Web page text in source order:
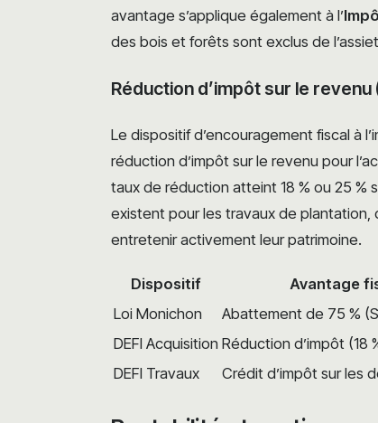
avantage s’applique également à l’
des bois et forêts sont exclus de
Réduction d’impôt sur le revenu
Le dispositif d’encouragement fiscal à
réduction d’impôt sur le revenu pour
taux de réduction atteint 18 % ou 25 %
existent pour les travaux de
entretenir activement leur patrimoine.
Dispositif Avantage
Loi Monichon
Abattement de 75 %
DEFI Acquisition Réduction d’impôt (18
DEFI Travaux
Crédit d’impôt sur les